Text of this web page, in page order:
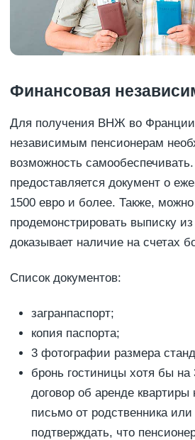
Финансовая
Для получения ВНЖ во
независимым пенсионерам
возможность
предоставляется документ о
1500 евро и более. Также, можно
продемонстрировать выписку из
доказывает наличие на счетах
Список документов:
загранпаспорт;
копия паспорта;
3 фотографии размера
бронь гостиницы хотя бы
договор об аренде квартиры
письмо от родственника
подтверждать, что